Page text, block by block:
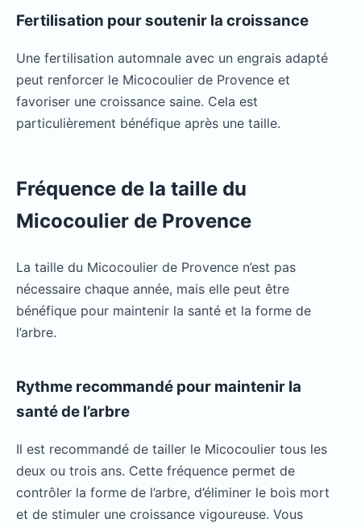
Fertilisation pour soutenir la croissance
Une fertilisation automnale avec un engrais adapté
peut renforcer le Micocoulier de Provence et
favoriser une croissance saine. Cela est
particulièrement bénéfique après une taille.
Fréquence de la taille du
Micocoulier de Provence
La taille du Micocoulier de Provence n’est pas
nécessaire chaque année, mais elle peut être
bénéfique pour maintenir la santé et la forme de
l’arbre.
Rythme recommandé pour maintenir la
santé de l’arbre
Il est recommandé de tailler le Micocoulier tous les
deux ou trois ans. Cette fréquence permet de
contrôler la forme de l’arbre, d’éliminer le bois mort
et de stimuler une croissance vigoureuse. Vous